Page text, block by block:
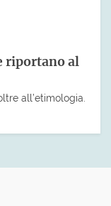
riportano al
all’etimologia.